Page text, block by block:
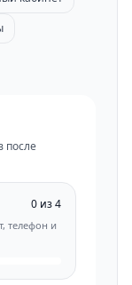
после
0 из 4
телефон и